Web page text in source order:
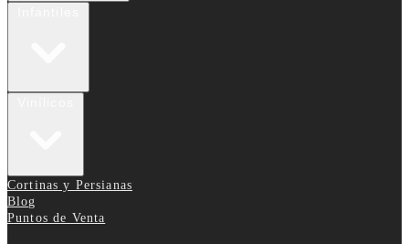
Cortinas y Persianas
Blog
Puntos de Venta